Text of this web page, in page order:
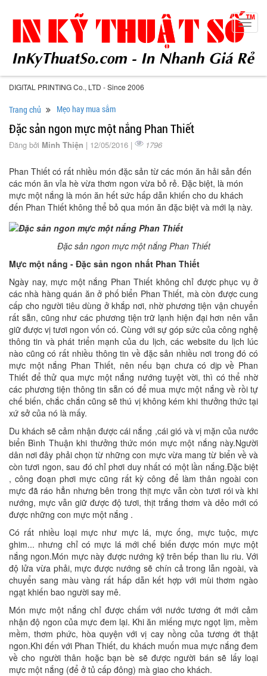
DIGITAL PRINTING Co., LTD - Since 2006
Trang chủ Mẹo hay mua sắm
Đặc sản ngon mực một nắng Phan Thiết
Đăng bởi Minh Thiện | 12/05/2016 | 1796
Phan Thiết có rất nhiều món đặc sản từ các món ăn hải sản đến
các món ăn vỉa hè vừa thơm ngon vừa bỏ rẻ. Đặc biệt, là món
mực một nắng là món ăn hết sức hấp dẫn khiến cho du khách
đến Phan Thiết không thể bỏ qua món ăn đặc biệt và mới lạ này.
Đặc sản ngon mực một nắng Phan Thiết
Mực một nắng - Đặc sản ngon nhất Phan Thiết
Ngày nay, mực một nắng Phan Thiết không chỉ được phục vụ ở
các nhà hàng quán ăn ở phố biển Phan Thiết, mà còn được cung
cấp cho người tiêu dùng ở khắp nơi, nhờ phương tiện vận chuyển
rất sẵn, cũng như các phương tiện trữ lạnh hiện đại hơn nên vẫn
giữ được vị tươi ngon vốn có. Cùng với sự góp sức của công nghệ
thông tin và phát triển mạnh của du lịch, các website du lịch lúc
nào cũng có rất nhiều thông tin về đặc sản nhiều nơi trong đó có
mực một nắng Phan Thiết, nên nếu bạn chưa có dịp về Phan
Thiết để thử qua mực một nắng nướng tuyệt vời, thì có thể nhờ
các phương tiện thông tin sẵn có để mua mực một nắng về rồi tự
chế biến, chắc chắn cũng sẽ thú vị không kém khi thưởng thức tại
xứ sở của nó là mấy.
Du khách sẽ cảm nhận được cái nắng ,cái gió và vị mặn của nước
biển Bình Thuận khi thưởng thức món mực một nắng này.Người
dân nơi đây phải chọn từ những con mực vừa mang từ biển về và
còn tươi ngon, sau đó chỉ phơi duy nhất có một lần nắng.Đặc biệt
, công đoạn phơi mực cũng rất kỳ công để làm thân ngoài con
mực đã ráo hẳn nhưng bên trong thịt mực vẫn còn tươi rói và khi
nướng, mực vẫn giữ được độ tươi, thịt trắng thơm và dẻo mới có
được những con mực một nắng .
Có rất nhiều loại mực như mực lá, mực ống, mực tuộc, mực
ghim... nhưng chỉ có mực lá mới chế biến được món mực một
nắng ngon.Món mực này được nướng kỹ trên bếp than liu riu. Với
độ lửa vừa phải, mực được nướng sẽ chín cả trong lẫn ngoài, và
chuyển sang màu vàng rất hấp dẫn kết hợp với mùi thơm ngào
ngạt khiến bao người say mê.
Món mực một nắng chỉ được chấm với nước tương ớt mới cảm
nhận độ ngon của mực đem lại. Khi ăn miếng mực ngọt lịm, mềm
mềm, thơm phức, hòa quyện với vị cay nồng của tương ớt thật
ngon.Khi đến với Phan Thiết, du khách muốn mua mực nắng đem
về cho người thân hoặc bạn bè sẽ được người bán sẽ lấy loại
mực một nắng (để ở tủ cấp đông) mà giao cho khách.